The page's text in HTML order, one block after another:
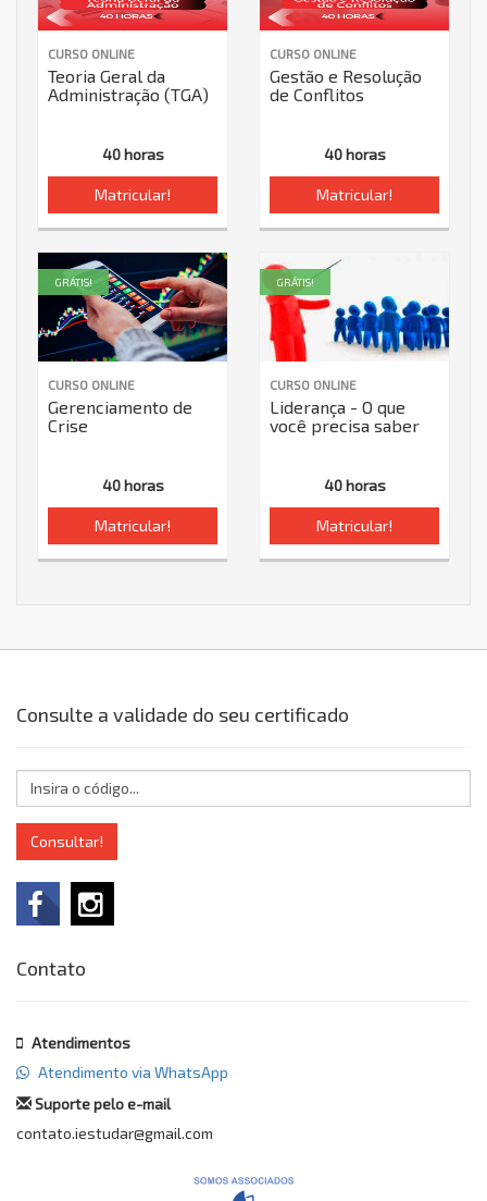
CURSO ONLINE
Teoria Geral da
Administração (TGA)
40 horas
Matricular!
CURSO ONLINE
Gestão e Resolução
de Conflitos
40 horas
Matricular!
CURSO ONLINE
Gerenciamento de
Crise
40 horas
Matricular!
GRÁTIS!
CURSO ONLINE
Liderança - O que
você precisa saber
40 horas
Matricular!
GRÁTIS!
Consulte a validade do seu certificado
Consultar!
Contato
Atendimentos
Atendimento via WhatsApp
Suporte pelo e-mail
contato.iestudar@gmail.com